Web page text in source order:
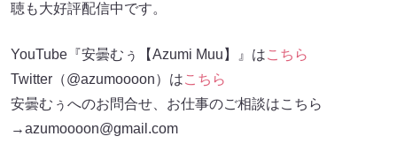
聴も大好評配信中です。
YouTube『安曇むぅ【Azumi Muu】』はこちら
Twitter（@azumoooon）はこちら
安曇むぅへのお問合せ、お仕事のご相談はこちら
→azumoooon@gmail.com